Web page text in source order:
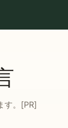
す。[PR]